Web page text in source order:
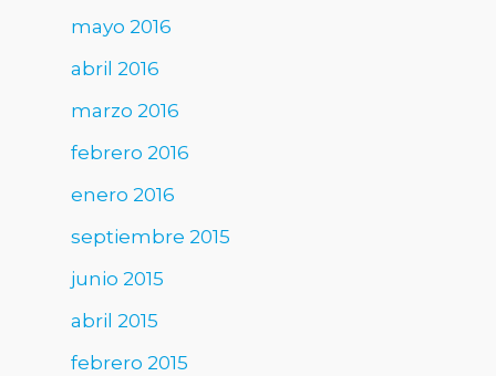
mayo 2016
abril 2016
marzo 2016
febrero 2016
enero 2016
septiembre 2015
junio 2015
abril 2015
febrero 2015